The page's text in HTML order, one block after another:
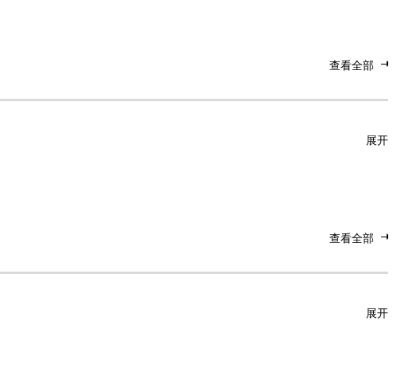
查看全部
展开
查看全部
展开